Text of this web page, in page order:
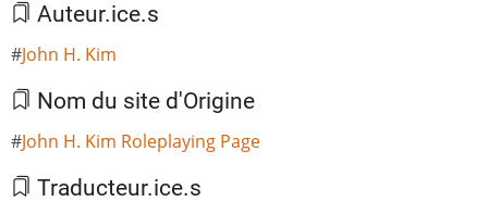
Auteur.ice.s
John H. Kim
Nom du site d'Origine
John H. Kim Roleplaying Page
Traducteur.ice.s